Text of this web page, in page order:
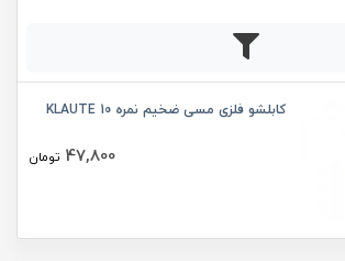
کابلشو فلزی مسی ضخیم نمره 10 KLAUTE
47,800 تومان